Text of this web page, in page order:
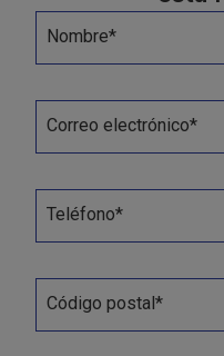
Nombre*
Correo electrónico*
Teléfono*
Código postal*